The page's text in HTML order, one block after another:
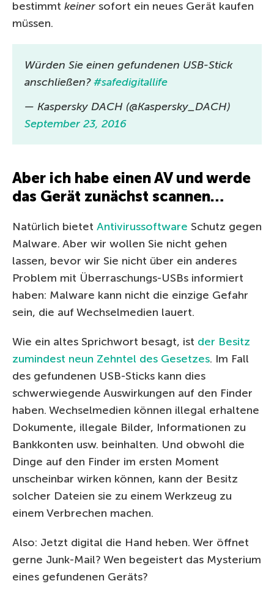
bestimmt keiner sofort ein neues Gerät kaufen
müssen.
Würden Sie einen gefundenen USB-Stick
anschließen?#safedigitallife
— Kaspersky DACH (@Kaspersky_DACH)
September 23, 2016
Aber ich habe einen AV und werde
das Gerät zunächst scannen…
Natürlich bietet Antivirussoftware Schutz gegen
Malware. Aber wir wollen Sie nicht gehen
lassen, bevor wir Sie nicht über ein anderes
Problem mit Überraschungs-USBs informiert
haben: Malware kann nicht die einzige Gefahr
sein, die auf Wechselmedien lauert.
Wie ein altes Sprichwort besagt, ist der Besitz
zumindest neun Zehntel des Gesetzes. Im Fall
des gefundenen USB-Sticks kann dies
schwerwiegende Auswirkungen auf den Finder
haben. Wechselmedien können illegal erhaltene
Dokumente, illegale Bilder, Informationen zu
Bankkonten usw. beinhalten. Und obwohl die
Dinge auf den Finder im ersten Moment
unscheinbar wirken können, kann der Besitz
solcher Dateien sie zu einem Werkzeug zu
einem Verbrechen machen.
Also: Jetzt digital die Hand heben. Wer öffnet
gerne Junk-Mail? Wen begeistert das Mysterium
eines gefundenen Geräts?